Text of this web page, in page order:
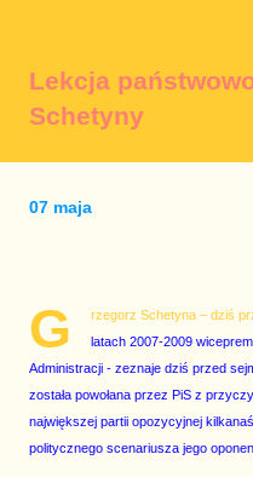
Lekcja
Schetyny
07 maja
G
rzegorz Schetyna – dziś
latach 2007-2009
Administracji - zeznaje dziś przed
została powołana przez PiS z
największej partii opozycyjnej
politycznego scenariusza jego